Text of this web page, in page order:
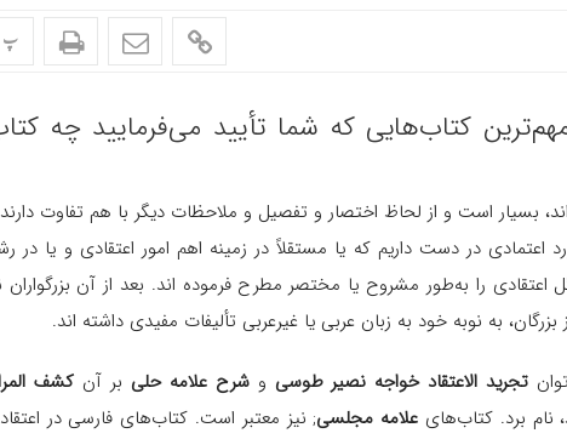
پ
كتاب‌هايى كه شما تأييد مى‌فرماييد چه
بسیار است و از لحاظ اختصار و تفصیل و ملاحظات دیگر با هم تفاوت دارند.
اعتمادى در دست داریم که یا مستقلاً در زمینه اهم امور اعتقادى و یا
را ‌به‌طور مشروح یا مختصر مطرح فرموده‌ اند. بعد از آن بزرگواران
به نوبه خود به زبان عربى یا غیرعربى تألیفات مفیدى داشته‌ اند.
تجرید الاعتقاد خواجه نصیر طوسى وشرح علامه حلى بر آنکشف
نام برد. کتاب‌هاى علامه مجلسى; نیز معتبر است. کتاب‌هاى فارسى در